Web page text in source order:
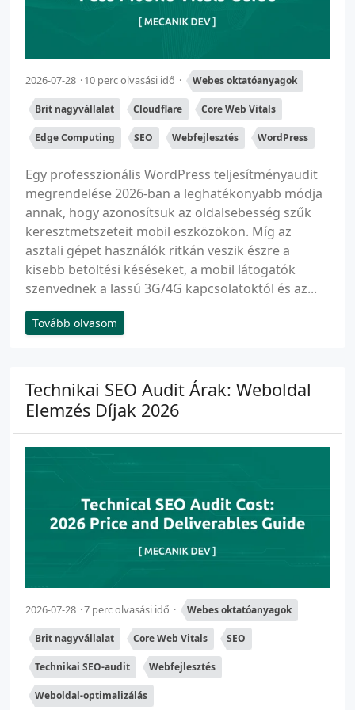
2026-07-28 10 perc olvasási idő Webes oktatóanyagok
Brit nagyvállalat Cloudflare Core Web Vitals
Edge Computing SEO Webfejlesztés WordPress
Egy professzionális WordPress teljesítményaudit
megrendelése 2026-ban a leghatékonyabb módja
annak, hogy azonosítsuk az oldalsebesség szűk
keresztmetszeteit mobil eszközökön. Míg az
asztali gépet használók ritkán veszik észre a
kisebb betöltési késéseket, a mobil látogatók
szenvednek a lassú 3G/4G kapcsolatoktól és az...
Tovább olvasom
Technikai SEO Audit Árak: Weboldal
Elemzés Díjak 2026
2026-07-28 7 perc olvasási idő Webes oktatóanyagok
Brit nagyvállalat Core Web Vitals SEO
Technikai SEO-audit Webfejlesztés
Weboldal-optimalizálás